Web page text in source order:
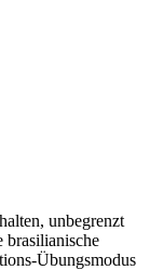
unbegrenzt
brasilianische
Übungsmodus